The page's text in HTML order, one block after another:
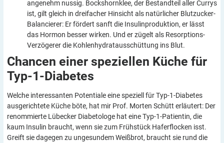
angenehm nussig. Bockshornklee, der Bestandteil aller Currys
ist, gilt gleich in dreifacher Hinsicht als natürlicher Blutzucker-
Balancierer: Er fördert sanft die Insulinproduktion, er lässt
das Hormon besser wirken. Und er zügelt als Resorptions-
Verzögerer die Kohlenhydratausschüttung ins Blut.
Chancen einer speziellen Küche für
Typ-1-Diabetes
Welche interessanten Potentiale eine speziell für Typ-1-Diabetes
ausgerichtete Küche böte, hat mir Prof. Morten Schütt erläutert: Der
renommierte Lübecker Diabetologe hat eine Typ-1-Patientin, die
kaum Insulin braucht, wenn sie zum Frühstück Haferflocken isst.
Greift sie dagegen zu ungesundem Weißbrot, braucht sie rund die